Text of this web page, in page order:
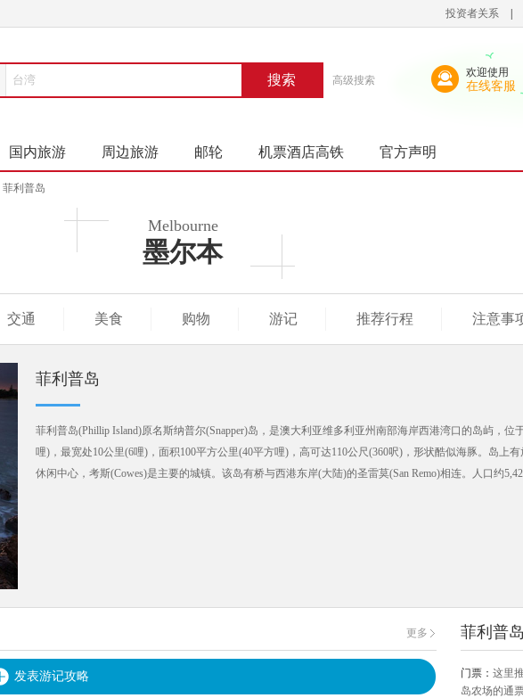
投资者关系
搜索 高级搜索
欢迎使用
在线客服
国内旅游 周边旅游 邮轮 机票酒店高铁 官方声明
菲利普岛
Melbourne
墨尔本
交通 美食 购物 游记 推荐行程 注意事
菲利普岛
菲利普岛(Phillip Island)原名斯纳普尔(Snapper)岛，是澳大利亚维多利亚州南部海岸西港湾口的岛屿，位
哩)，最宽处10公里(6哩)，面积100平方公里(40平方哩)，高可达110公尺(360呎)，形状酷似海豚。岛上
休闲中心，考斯(Cowes)是主要的城镇。该岛有桥与西港东岸(大陆)的圣雷莫(San Remo)相连。人口约
更多
发表游记攻略
菲利普
门票： 这里
岛农场的通